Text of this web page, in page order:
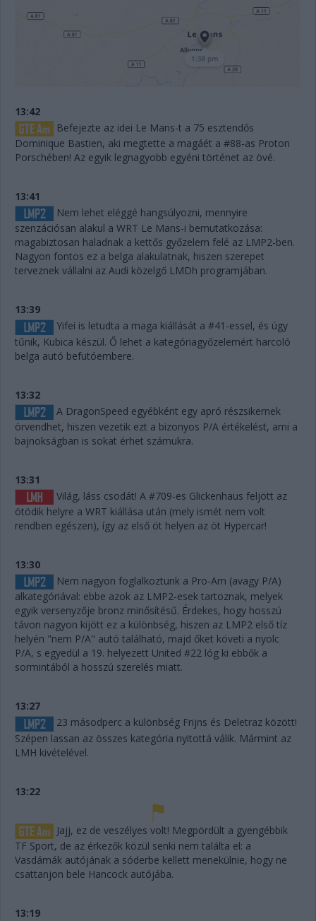
13:42
Befejezte az idei Le Mans-t a 75 esztendős
Dominique Bastien, aki megtette a magáét a #88-as Proton
Porschében! Az egyik legnagyobb egyéni történet az övé.
13:41
Nem lehet eléggé hangsúlyozni, mennyire
szenzációsan alakul a WRT Le Mans-i bemutatkozása:
magabiztosan haladnak a kettős győzelem felé az LMP2-ben.
Nagyon fontos ez a belga alakulatnak, hiszen szerepet
terveznek vállalni az Audi közelgő LMDh programjában.
13:39
Yifei is letudta a maga kiállását a #41-essel, és úgy
tűnik, Kubica készül. Ő lehet a kategóriagyőzelemért harcoló
belga autó befutóembere.
13:32
A DragonSpeed egyébként egy apró részsikernek
örvendhet, hiszen vezetik ezt a bizonyos P/A értékelést, ami a
bajnokságban is sokat érhet számukra.
13:31
Világ, láss csodát! A #709-es Glickenhaus feljött az
ötödik helyre a WRT kiállása után (mely ismét nem volt
rendben egészen), így az első öt helyen az öt Hypercar!
13:30
Nem nagyon foglalkoztunk a Pro-Am (avagy P/A)
alkategóriával: ebbe azok az LMP2-esek tartoznak, melyek
egyik versenyzője bronz minősítésű. Érdekes, hogy hosszú
távon nagyon kijött ez a különbség, hiszen az LMP2 első tíz
helyén "nem P/A" autó található, majd őket követi a nyolc
P/A, s egyedül a 19. helyezett United #22 lóg ki ebbők a
sormintából a hosszú szerelés miatt.
13:27
23 másodperc a különbség Frijns és Deletraz között!
Szépen lassan az összes kategória nyitottá válik. Mármint az
LMH kivételével.
13:22
Jajj, ez de veszélyes volt! Megpördült a gyengébbik
TF Sport, de az érkezők közül senki nem találta el: a
Vasdámák autójának a sóderbe kellett menekülnie, hogy ne
csattanjon bele Hancock autójába.
13:19